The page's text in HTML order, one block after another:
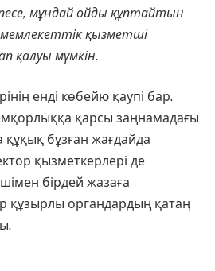
мұндай ойды құптайтын
мемлекеттік қызметші
қалуы мүмкін.
енді көбейю қаупі бар.
қарсы заңнамадағы
бұзған жағдайда
қызметкерлері де
бірдей жазаға
құзырлы органдардың қатаң